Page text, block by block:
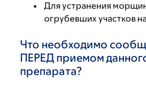
Для устранения
огрубевших участков
Что необходимо
ПЕРЕД приемом
препарата?